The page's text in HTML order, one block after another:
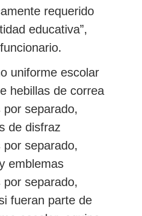
requerido
educativa”,
uniforme escolar
hebillas de correa
por separado,
de disfraz
por separado,
emblemas
por separado,
fueran parte de